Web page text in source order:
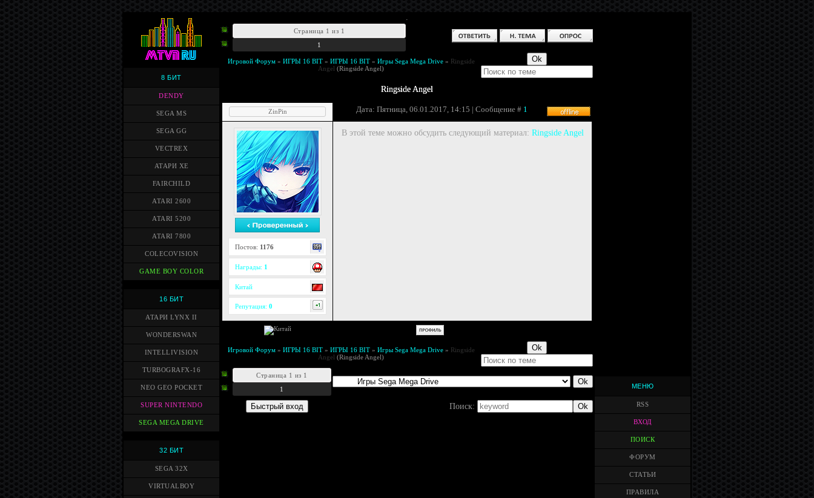
8 БИТ
DENDY
SEGA MS
SEGA GG
VECTREX
АТАРИ XE
FAIRCHILD
ATARI 2600
ATARI 5200
ATARI 7800
COLECOVISION
GAME BOY COLOR
16 БИТ
АТАРИ LYNX II
WONDERSWAN
INTELLIVISION
TURBOGRAFX-16
NEO GEO POCKET
SUPER NINTENDO
SEGA MEGA DRIVE
32 БИТ
SEGA 32X
VIRTUALBOY
.
Страница 1 из 1
1
Игровой Форум » ИГРЫ 16 BIT » ИГРЫ 16 BIT » Игры Sega Mega Drive » Ringside
Angel (Ringside Angel)
Ringside Angel
ZinPin Дата: Пятница, 06.01.2017, 14:15 | Сообщение # 1
Постов: 1176
Награды: 1
Китай
Репутация: 0
В этой теме можно обсудить следующий материал: Ringside Angel
Игровой Форум » ИГРЫ 16 BIT » ИГРЫ 16 BIT » Игры Sega Mega Drive » Ringside
Angel (Ringside Angel)
Страница 1 из 1
1
Поиск:
МЕНЮ
RSS
ВХОД
ПОИСК
ФОРУМ
СТАТЬИ
ПРАВИЛА